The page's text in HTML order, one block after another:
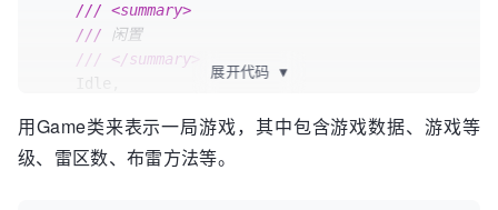
/// <summary>
/// 闲置
///
</summary>
/// 已打开
///
</summary>
展开代码 ▼
用Game类来表示一局游戏，其中包含游戏数据、游戏等
级、雷区数、布雷方法等。